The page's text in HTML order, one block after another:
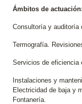
Ámbitos de actuación:
Consultoría y auditoría
Termografía.
Servicios de eficiencia
Instalaciones y
Electricidad de baja y
Fontanería.